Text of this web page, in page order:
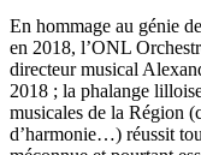
En hommage au génie
en 2018, l’ONL
directeur musical
2018 ; la phalange
musicales de la Région
d’harmonie…) réussit